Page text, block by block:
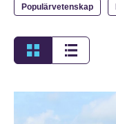
Populärvetenskap